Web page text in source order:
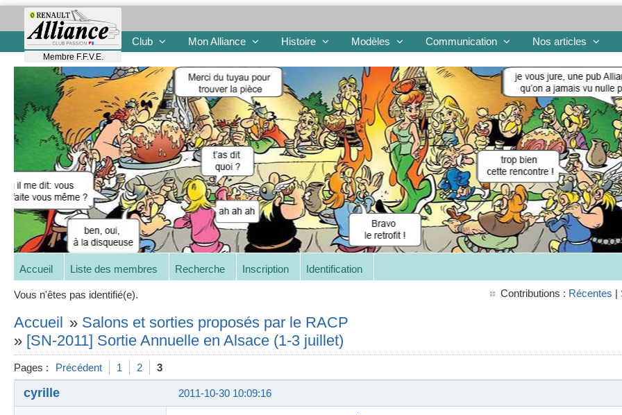
Membre F.F.V.E.
Club Mon Alliance Histoire Modèles Communication Nos articles
Accueil Liste des membres Recherche Inscription Identification
Vous n'êtes pas identifié(e). Contributions : Récentes |
Accueil » Salons et sorties proposés par le RACP
» [SN-2011] Sortie Annuelle en Alsace (1-3 juillet)
Pages : Précédent 1 2 3
2011-10-30 10:09:16
cyrille